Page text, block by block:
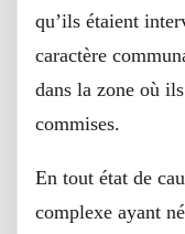
qu’ils étaient
caractère
dans la zone où
commises.
En tout état de
complexe ayant